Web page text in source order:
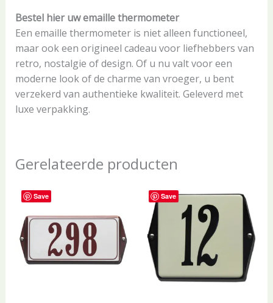
Bestel hier uw emaille thermometer
Een emaille thermometer is niet alleen functioneel,
maar ook een origineel cadeau voor liefhebbers van
retro, nostalgie of design. Of u nu valt voor een
moderne look of de charme van vroeger, u bent
verzekerd van authentieke kwaliteit. Geleverd met
luxe verpakking.
Gerelateerde producten
Save Save